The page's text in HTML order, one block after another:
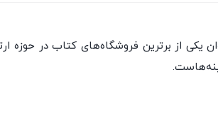
از برترین فروشگاه‌های کتاب در